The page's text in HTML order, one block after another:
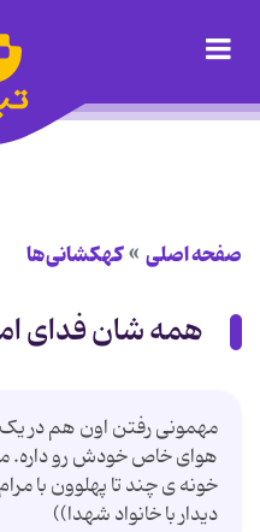
صفحه اصلی کهکشانی‌ها
همه شان فدای
مهمونی رفتن اون هم در یک
هوای خاص خودش رو داره.
خونه ی چند تا پهلوون با
دیدار با خانواد شهدا))